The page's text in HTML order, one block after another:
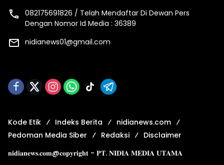
082175691826 / Telah Mendaftar Di Dewan Pers
Dengan Nomor Id Media : 36389
nidianews01@gmail.com
Kode Etik Indeks Berita
nidianews.com
Pedoman Media Siber
Redaksi
Disclaimer
𝐧𝐢𝐝𝐢𝐚𝐧𝐞𝐰𝐬.𝐜𝐨𝐦@𝐜𝐨𝐩𝐲𝐫𝐢𝐠𝐡𝐭 - 𝐏𝐓. 𝐍𝐈𝐃𝐈𝐀 𝐌𝐄𝐃𝐈𝐀 𝐔𝐓𝐀𝐌𝐀